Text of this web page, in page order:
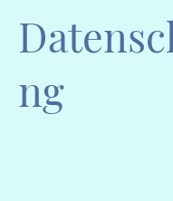
ng